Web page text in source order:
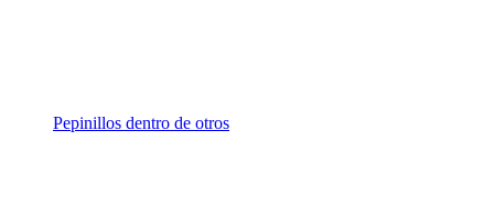
Pepinillos dentro de otros